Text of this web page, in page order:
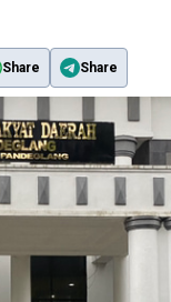
Share Share